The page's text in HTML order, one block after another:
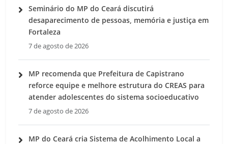
Seminário do MP do Ceará discutirá
desaparecimento de pessoas, memória e justiça em
Fortaleza
7 de agosto de 2026
MP recomenda que Prefeitura de Capistrano
reforce equipe e melhore estrutura do CREAS para
atender adolescentes do sistema socioeducativo
7 de agosto de 2026
MP do Ceará cria Sistema de Acolhimento Local a